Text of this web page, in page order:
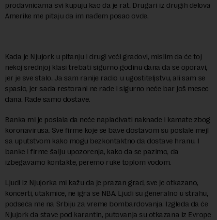
prodavnicama svi kupuju kao da je rat. Drugari iz drugih delova
Amerike me pitaju da im nađem posao ovde.
Kada je Njujork u pitanju i drugi veći gradovi, mislim da će toj
nekoj srednjoj klasi trebati sigurno godinu dana da se oporavi,
jer je sve stalo. Ja sam ranije radio u ugostiteljstvu, ali sam se
spasio, jer sada restorani ne rade i sigurno neće bar još mesec
dana. Rade samo dostave.
Banka mi je poslala da neće naplaćivati naknade i kamate zbog
koronavirusa. Sve firme koje se bave dostavom su poslale mejl
sa uputstvom kako mogu bezkontaktno da dostave hranu. I
banke i firme šalju upozorenja, kako da se pazimo, da
izbegavamo kontakte, peremo ruke toplom vodom.
Ljudi iz Njujorka mi kažu da je prazan grad, sve je otkazano,
koncerti, utakmice, ne igra se NBA. Ljudi su generalno u strahu,
podseća me na Srbiju za vreme bombardovanja. Izgleda da će
Njujork da stave pod karantin, putovanja su otkazana iz Evrope